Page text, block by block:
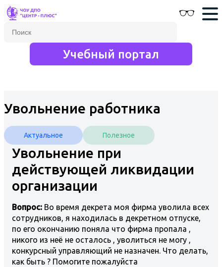
Учебный портал
Увольнение работника
Актуальное Полезное
Увольнение при
действующей ликвидации
организации
Вопрос: Во время декрета моя фирма уволила всех
сотрудников, я находилась в декретном отпуске,
по его окончанию поняла что фирма пропала ,
никого из неё не осталось , уволиться не могу ,
конкурсный управляющий не назначен. Что делать,
как быть ? Помогите пожалуйста